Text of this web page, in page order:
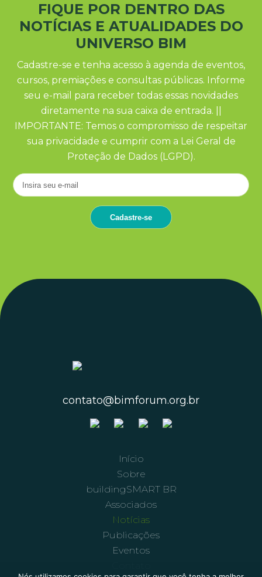
FIQUE POR DENTRO DAS
NOTÍCIAS E ATUALIDADES DO
UNIVERSO BIM
Cadastre-se e tenha acesso à agenda de eventos,
cursos, premiações e consultas públicas. Informe
seu e-mail para receber todas essas novidades
diretamente na sua caixa de entrada. ||
IMPORTANTE: Temos o compromisso de respeitar
sua privacidade e cumprir com a Lei Geral de
Proteção de Dados (LGPD).
contato@bimforum.org.br
Início
Sobre
buildingSMART BR
Associados
Notícias
Publicações
Eventos